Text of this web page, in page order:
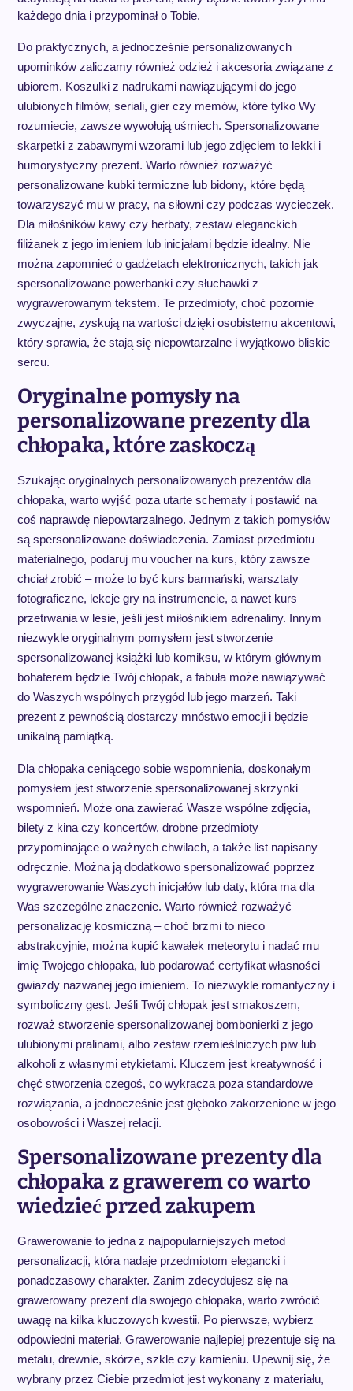
każdego dnia i przypominał o Tobie.
Do praktycznych, a jednocześnie personalizowanych
upominków zaliczamy również odzież i akcesoria związane z
ubiorem. Koszulki z nadrukami nawiązującymi do jego
ulubionych filmów, seriali, gier czy memów, które tylko Wy
rozumiecie, zawsze wywołują uśmiech. Spersonalizowane
skarpetki z zabawnymi wzorami lub jego zdjęciem to lekki i
humorystyczny prezent. Warto również rozważyć
personalizowane kubki termiczne lub bidony, które będą
towarzyszyć mu w pracy, na siłowni czy podczas wycieczek.
Dla miłośników kawy czy herbaty, zestaw eleganckich
filiżanek z jego imieniem lub inicjałami będzie idealny. Nie
można zapomnieć o gadżetach elektronicznych, takich jak
spersonalizowane powerbanki czy słuchawki z
wygrawerowanym tekstem. Te przedmioty, choć pozornie
zwyczajne, zyskują na wartości dzięki osobistemu akcentowi,
który sprawia, że stają się niepowtarzalne i wyjątkowo bliskie
sercu.
Oryginalne pomysły na
personalizowane prezenty dla
chłopaka, które zaskoczą
Szukając oryginalnych personalizowanych prezentów dla
chłopaka, warto wyjść poza utarte schematy i postawić na
coś naprawdę niepowtarzalnego. Jednym z takich pomysłów
są spersonalizowane doświadczenia. Zamiast przedmiotu
materialnego, podaruj mu voucher na kurs, który zawsze
chciał zrobić – może to być kurs barmański, warsztaty
fotograficzne, lekcje gry na instrumencie, a nawet kurs
przetrwania w lesie, jeśli jest miłośnikiem adrenaliny. Innym
niezwykle oryginalnym pomysłem jest stworzenie
spersonalizowanej książki lub komiksu, w którym głównym
bohaterem będzie Twój chłopak, a fabuła może nawiązywać
do Waszych wspólnych przygód lub jego marzeń. Taki
prezent z pewnością dostarczy mnóstwo emocji i będzie
unikalną pamiątką.
Dla chłopaka ceniącego sobie wspomnienia, doskonałym
pomysłem jest stworzenie spersonalizowanej skrzynki
wspomnień. Może ona zawierać Wasze wspólne zdjęcia,
bilety z kina czy koncertów, drobne przedmioty
przypominające o ważnych chwilach, a także list napisany
odręcznie. Można ją dodatkowo spersonalizować poprzez
wygrawerowanie Waszych inicjałów lub daty, która ma dla
Was szczególne znaczenie. Warto również rozważyć
personalizację kosmiczną – choć brzmi to nieco
abstrakcyjnie, można kupić kawałek meteorytu i nadać mu
imię Twojego chłopaka, lub podarować certyfikat własności
gwiazdy nazwanej jego imieniem. To niezwykle romantyczny i
symboliczny gest. Jeśli Twój chłopak jest smakoszem,
rozważ stworzenie spersonalizowanej bombonierki z jego
ulubionymi pralinami, albo zestaw rzemieślniczych piw lub
alkoholi z własnymi etykietami. Kluczem jest kreatywność i
chęć stworzenia czegoś, co wykracza poza standardowe
rozwiązania, a jednocześnie jest głęboko zakorzenione w jego
osobowości i Waszej relacji.
Spersonalizowane prezenty dla
chłopaka z grawerem co warto
wiedzieć przed zakupem
Grawerowanie to jedna z najpopularniejszych metod
personalizacji, która nadaje przedmiotom elegancki i
ponadczasowy charakter. Zanim zdecydujesz się na
grawerowany prezent dla swojego chłopaka, warto zwrócić
uwagę na kilka kluczowych kwestii. Po pierwsze, wybierz
odpowiedni materiał. Grawerowanie najlepiej prezentuje się na
metalu, drewnie, skórze, szkle czy kamieniu. Upewnij się, że
wybrany przez Ciebie przedmiot jest wykonany z materiału,